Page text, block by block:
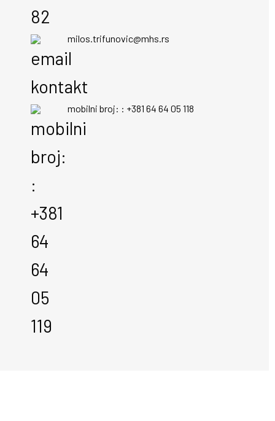
milos.trifunovic@mhs.rs
mobilni broj: : +381 64 64 05 118